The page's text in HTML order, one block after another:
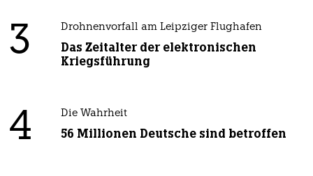
3 Drohnenvorfall am Leipziger Flughafen
Das Zeitalter der elektronischen
Kriegsführung
4 Die Wahrheit
56 Millionen Deutsche sind betroffen